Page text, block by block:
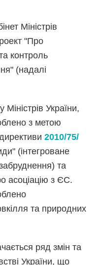
Міністрів
"Про
контроль
(надалі
Міністрів України,
з метою
2010/75/
(інтегроване
та
асоціацію з ЄС.
та природних
ряд змін та
України, що